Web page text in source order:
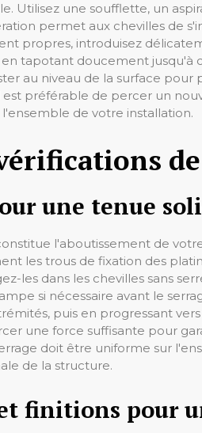
Utilisez une soufflette, un
permet aux chevilles de
propres, introduisez
tapotant doucement jusqu'à
au niveau de la surface
préférable de percer un
de votre installation.
une tenue
l'aboutissement de
les trous de fixation des
les dans les chevilles sans
si nécessaire avant le
puis en progressant
une force suffisante pour
doit être uniforme sur
de la structure.
finitions pour